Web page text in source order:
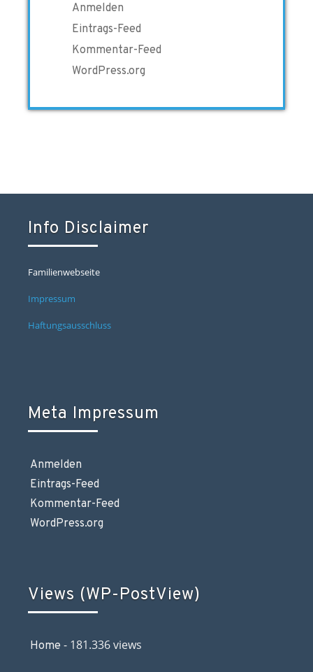
Anmelden
Eintrags-Feed
Kommentar-Feed
WordPress.org
Info Disclaimer
Familienwebseite
Impressum
Haftungsausschluss
Meta Impressum
Anmelden
Eintrags-Feed
Kommentar-Feed
WordPress.org
Views (WP-PostView)
Home - 181.336 views